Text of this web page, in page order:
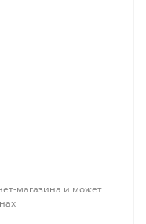
магазина и может